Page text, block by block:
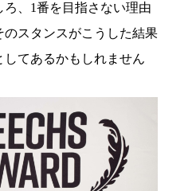
、1番を目指さない理由
スタンスがこうした結果
てあるかもしれません